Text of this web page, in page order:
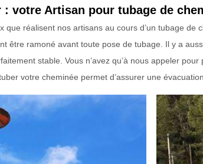
: votre Artisan pour tubage de
que réalisent nos artisans au cours d’un tubage de
être ramoné avant toute pose de tubage. Il y a
stable. Vous n’avez qu’à nous appeler
votre cheminée permet d’assurer une